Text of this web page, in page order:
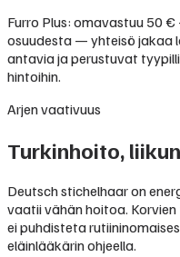
Furro Plus: omavastuu 50
osuudesta — yhteisö jakaa
antavia ja perustuvat
hintoihin.
Arjen vaativuus
Turkinhoito,
Deutsch stichelhaar on
vaatii vähän hoitoa.
ei puhdisteta
eläinlääkärin ohjeella.